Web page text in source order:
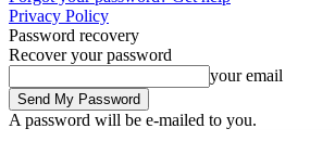
Privacy Policy
Password recovery
Recover your password
your email
A password will be e-mailed to you.